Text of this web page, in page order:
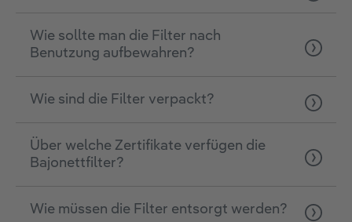
Wie sollte man die Filter nach
Benutzung aufbewahren?
Wie sind die Filter verpackt?
Über welche Zertifikate verfügen die
Bajonettfilter?
Wie müssen die Filter entsorgt werden?